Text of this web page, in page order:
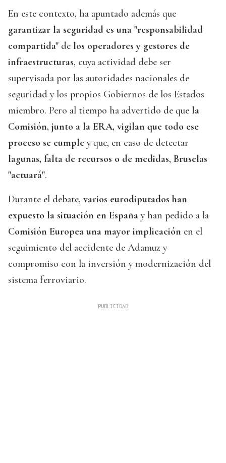
En este contexto, ha apuntado además que
garantizar la seguridad es una "responsabilidad
compartida" de los operadores y gestores de
infraestructuras, cuya actividad debe ser
supervisada por las autoridades nacionales de
seguridad y los propios Gobiernos de los Estados
miembro. Pero al tiempo ha advertido de que la
Comisión, junto a la ERA, vigilan que todo ese
proceso se cumple y que, en caso de detectar
lagunas, falta de recursos o de medidas, Bruselas
"actuará".
Durante el debate, varios eurodiputados han
expuesto la situación en España y han pedido a la
Comisión Europea una mayor implicación en el
seguimiento del accidente de Adamuz y
compromiso con la inversión y modernización del
sistema ferroviario.